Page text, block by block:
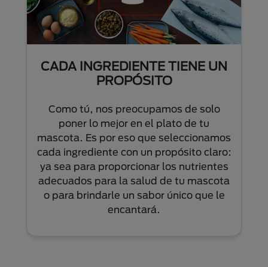
CADA INGREDIENTE TIENE UN
PROPÓSITO
Como tú, nos preocupamos de solo
poner lo mejor en el plato de tu
mascota. Es por eso que seleccionamos
cada ingrediente con un propósito claro:
ya sea para proporcionar los nutrientes
adecuados para la salud de tu mascota
o para brindarle un sabor único que le
encantará.